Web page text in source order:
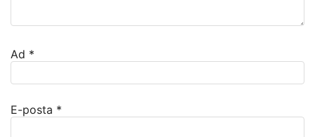
Ad *
E-posta *